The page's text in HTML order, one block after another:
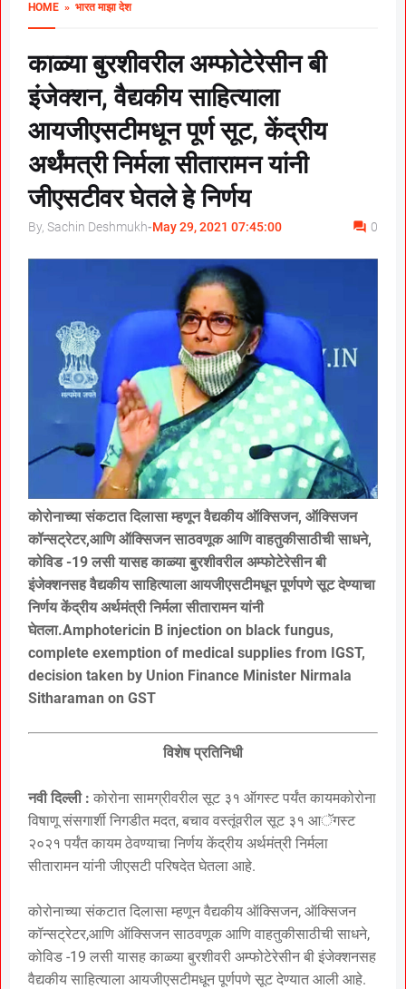
HOME » भारत माझा देश
काळ्या बुरशीवरील अम्फोटेरेसीन बी
इंजेक्शन, वैद्यकीय साहित्याला
आयजीएसटीमधून पूर्ण सूट, केंद्रीय
अर्थंमत्री निर्मला सीतारामन यांनी
जीएसटीवर घेतले हे निर्णय
By, Sachin Deshmukh-May 29, 2021 07:45:00 0
कोरोनाच्या संकटात दिलासा म्हणून वैद्यकीय ऑक्सिजन, ऑक्सिजन
कॉन्सट्रेटर,आणि ऑक्सिजन साठवणूक आणि वाहतुकीसाठीची साधने,
कोविड -19 लसी यासह काळ्या बुरशीवरील अम्फोटेरेसीन बी
इंजेक्शनसह वैद्यकीय साहित्याला आयजीएसटीमधून पूर्णपणे सूट देण्याचा
निर्णय केंद्रीय अर्थमंत्री निर्मला सीतारामन यांनी
घेतला.Amphotericin B injection on black fungus,
complete exemption of medical supplies from IGST,
decision taken by Union Finance Minister Nirmala
Sitharaman on GST
विशेष प्रतिनिधी
नवी दिल्ली : कोरोना सामग्रीवरील सूट ३१ ऑगस्ट पर्यंत कायमकोरोना
विषाणू संसगार्शी निगडीत मदत, बचाव वस्तूंवरील सूट ३१ आॅगस्ट
२०२१ पर्यंत कायम ठेवण्याचा निर्णय केंद्रीय अर्थमंत्री निर्मला
सीतारामन यांनी जीएसटी परिषदेत घेतला आहे.
कोरोनाच्या संकटात दिलासा म्हणून वैद्यकीय ऑक्सिजन, ऑक्सिजन
कॉन्सट्रेटर,आणि ऑक्सिजन साठवणूक आणि वाहतुकीसाठीची साधने,
कोविड -19 लसी यासह काळ्या बुरशीवरी अम्फोटेरेसीन बी इंजेक्शनसह
वैद्यकीय साहित्याला आयजीएसटीमधून पूर्णपणे सूट देण्यात आली आहे.